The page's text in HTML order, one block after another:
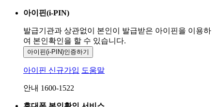
아이핀(i-PIN)
발급기관과 상관없이 본인이 발급받은 아이핀을 이용하
여 본인확인을 할 수 있습니다.
아이핀(i-PIN)인증하기
아이핀 신규가입 도움말
안내 1600-1522